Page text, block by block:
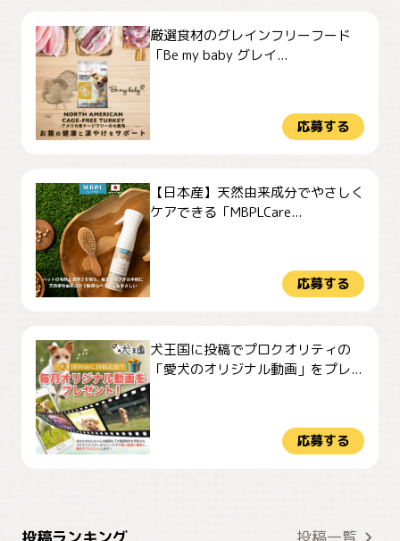
厳選食材のグレインフリーフード
「Be my baby グレイ...
応募する
【日本産】天然由来成分でやさしく
ケアできる「MBPLCare...
応募する
犬王国に投稿でプロクオリティの
「愛犬のオリジナル動画」をプレ...
応募する